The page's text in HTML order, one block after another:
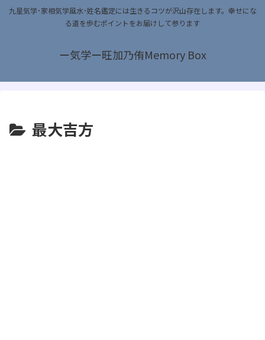
九星気学･家相気学風水･姓名鑑定には生きるコツが沢山存在します。幸せにな
る道を歩むポイントをお届けして参ります
ー気学ー旺加乃侑Memory Box
最大吉方